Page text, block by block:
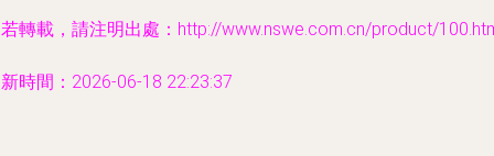
轉載，請注明出處：http://www.nswe.com.cn/product/
時間：2026-06-18 22:23:37